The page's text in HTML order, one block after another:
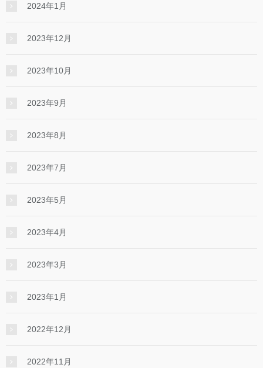
2024年1月
2023年12月
2023年10月
2023年9月
2023年8月
2023年7月
2023年5月
2023年4月
2023年3月
2023年1月
2022年12月
2022年11月